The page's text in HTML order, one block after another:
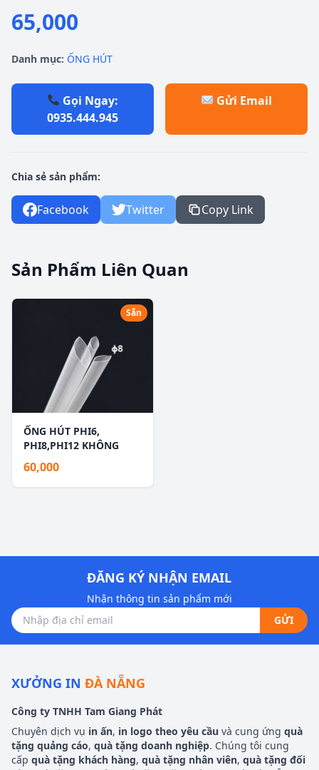
65,000
Danh mục: ỐNG HÚT
Gọi Ngay:
0935.444.945
Gửi Email
Chia sẻ sản phẩm:
Facebook Twitter Copy Link
Sản Phẩm Liên Quan
Sẵn
ỐNG HÚT PHI6,
PHI8,PHI12 KHÔNG
60,000
ĐĂNG KÝ NHẬN EMAIL
Nhận thông tin sản phẩm mới
GỬI
XƯỞNG IN ĐÀ NẴNG
Công ty TNHH Tam Giang Phát
Chuyên dịch vụ in ấn, in logo theo yêu cầu và cung ứng quà
tặng quảng cáo, quà tặng doanh nghiệp. Chúng tôi cung
cấp quà tặng khách hàng, quà tặng nhân viên, quà tặng đối